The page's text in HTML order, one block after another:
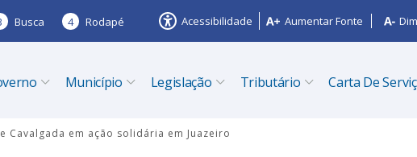
Busca 4 Rodapé Acessibilidade Aumentar Fonte
Município Legislação Tributário Carta De
Cavalgada em ação solidária em Juazeiro